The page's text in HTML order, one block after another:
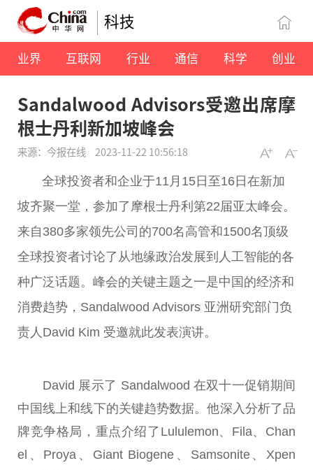
科技
业界 互联网 行业 通信 科学 创业
Sandalwood Advisors受邀出席摩
根士丹利新加坡峰会
来源：今报在线 2023-11-22 10:56:18
全球投资者和企业于11月15日至16日在新加
坡齐聚一堂，参加了摩根士丹利第22届亚太峰会。
来自380多家领先公司的700名高管和1500名顶级
全球投资者讨论了从地缘政治发展到人工智能的各
种广泛话题。峰会的关键主题之一是中国的经济和
消费趋势，Sandalwood Advisors 亚洲研究部门负
责人David Kim 受邀就此发表演讲。
David 展示了 Sandalwood 在双十一促销期间
中国线上和线下的关键趋势数据。他深入分析了品
牌竞争格局，重点介绍了Lululemon、Fila、Chan
el、Proya、Giant Biogene、Samsonite、Xpen